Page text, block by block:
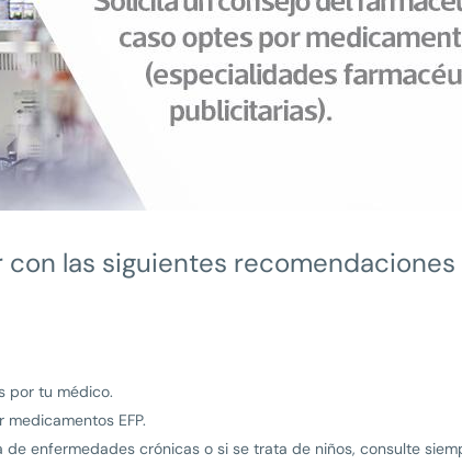
las siguientes recomendaciones
por tu médico.
EFP.
enfermedades crónicas o si se trata de niños, consulte